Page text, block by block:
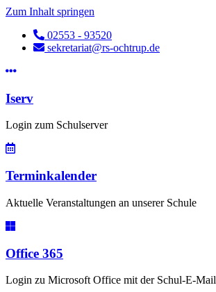
Zum Inhalt springen
02553 - 93520
sekretariat@rs-ochtrup.de
Iserv
Login zum Schulserver
Terminkalender
Aktuelle Veranstaltungen an unserer Schule
Office 365
Login zu Microsoft Office mit der Schul-E-Mail